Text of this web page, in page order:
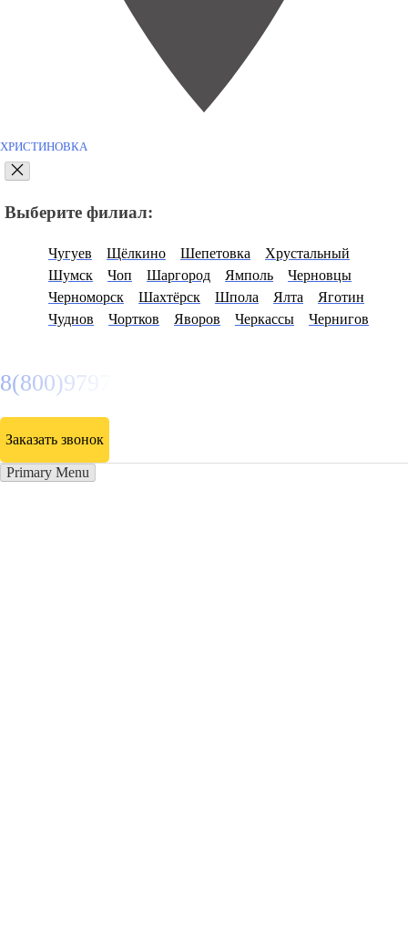
ХРИСТИНОВКА
Выберите филиал:
Чугуев Щёлкино Шепетовка
Хрустальный
Шумск
Чоп Шаргород Ямполь
Черновцы
Черноморск
Шахтёрск Шпола Ялта
Яготин
Чуднов
Чортков Яворов Черкассы Чернигов
8(800)9797043
Заказать звонок
Primary Menu